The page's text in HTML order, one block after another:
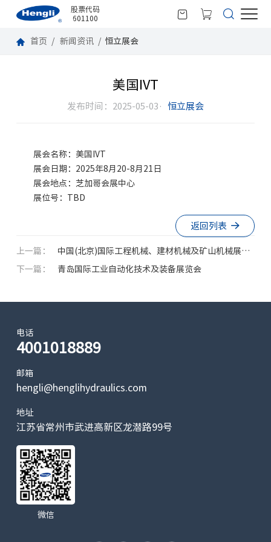
股票代码
601100
首页 新闻资讯 恒立展会
美国IVT
发布时间：2025-05-03· 恒立展会
展会名称：美国IVT
展会日期：2025年8月20-8月21日
展会地点：芝加哥会展中心
展位号：TBD
返回列表
上一篇： 中国(北京)国际工程机械、建材机械及矿山机械展览
会（BICES 2025）
下一篇： 青岛国际工业自动化技术及装备展览会
电话
4001018889
邮箱
hengli@henglihydraulics.com
地址
江苏省常州市武进高新区龙潜路99号
微信